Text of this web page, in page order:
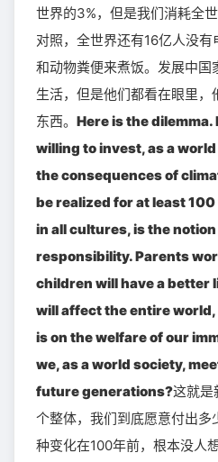
世界的3%，但是我们消耗全
对照，全世界还有16亿人没
和动物粪便来煮饭。发展中国
生活，但是他们都看在眼里，
东西。 Here is the dilemma.
willing to invest, as a
the consequences of
be realized for at least
in all cultures, is the
responsibility. Parents
children will have a better
will affect the entire
is on the welfare of our
we, as a world society,
future generations?这就是
个整体，我们到底愿意付出多
种变化在100年前，根本没人